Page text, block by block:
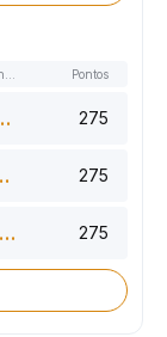
Pontos
275
275
275